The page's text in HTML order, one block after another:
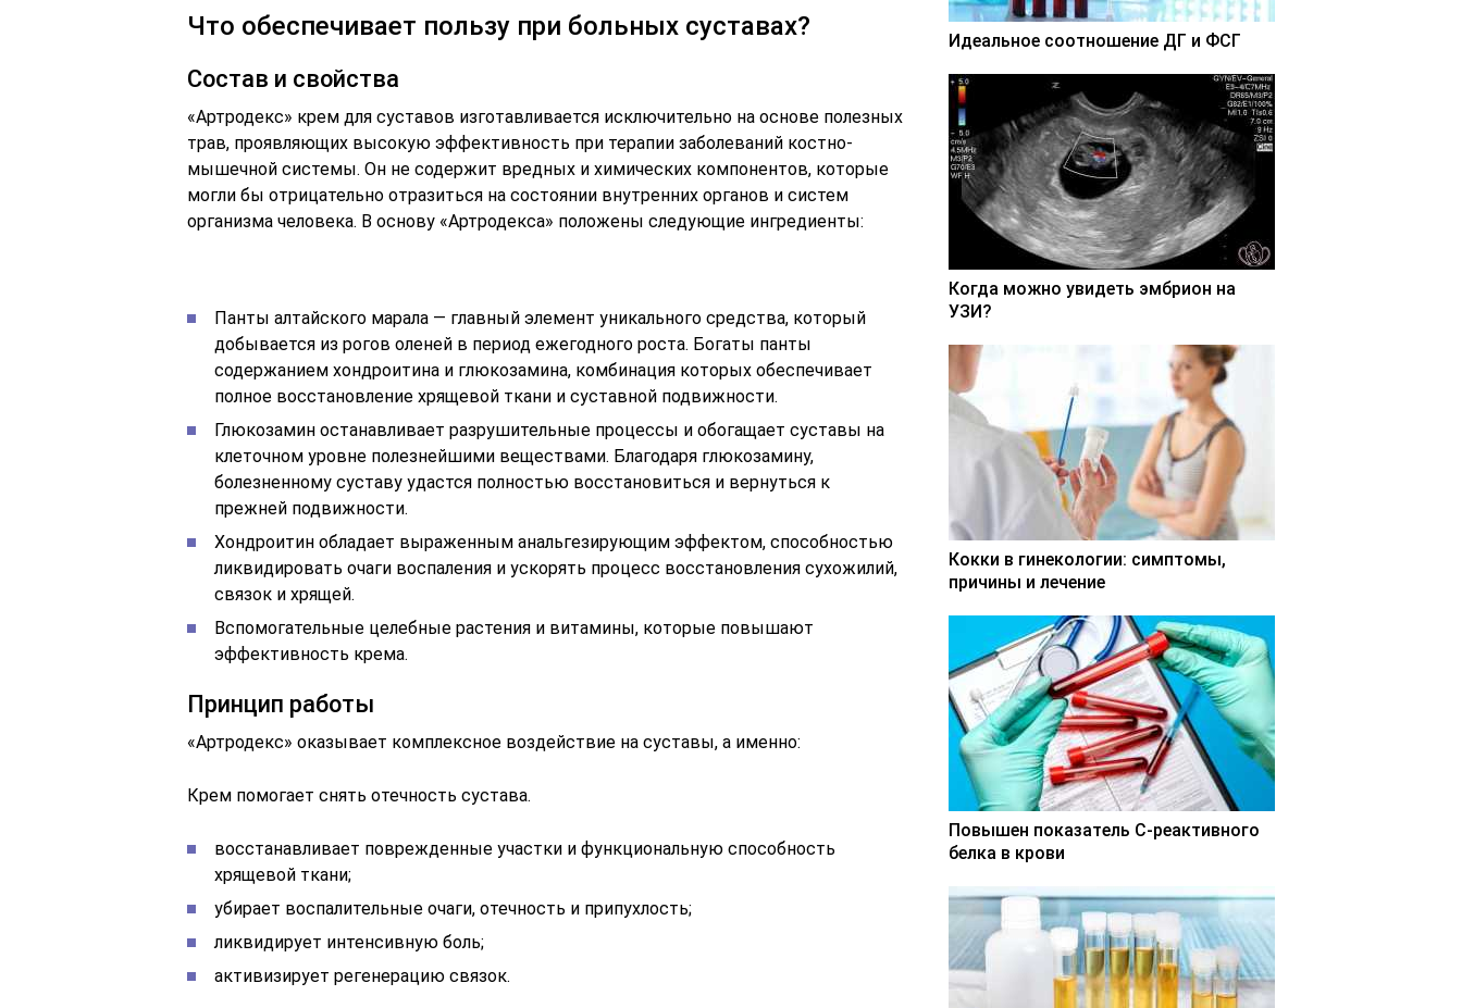
Что обеспечивает пользу при больных суставах?
Состав и свойства
«Артродекс» крем для суставов изготавливается исключительно на основе полезных
трав, проявляющих высокую эффективность при терапии заболеваний костно-
мышечной системы. Он не содержит вредных и химических компонентов, которые
могли бы отрицательно отразиться на состоянии внутренних органов и систем
организма человека. В основу «Артродекса» положены следующие ингредиенты:
Панты алтайского марала — главный элемент уникального средства, который
добывается из рогов оленей в период ежегодного роста. Богаты панты
содержанием хондроитина и глюкозамина, комбинация которых обеспечивает
полное восстановление хрящевой ткани и суставной подвижности.
Глюкозамин останавливает разрушительные процессы и обогащает суставы на
клеточном уровне полезнейшими веществами. Благодаря глюкозамину,
болезненному суставу удастся полностью восстановиться и вернуться к
прежней подвижности.
Хондроитин обладает выраженным анальгезирующим эффектом, способностью
ликвидировать очаги воспаления и ускорять процесс восстановления сухожилий,
связок и хрящей.
Вспомогательные целебные растения и витамины, которые повышают
эффективность крема.
Принцип работы
«Артродекс» оказывает комплексное воздействие на суставы, а именно:
Крем помогает снять отечность сустава.
восстанавливает поврежденные участки и функциональную способность
хрящевой ткани;
убирает воспалительные очаги, отечность и припухлость;
ликвидирует интенсивную боль;
активизирует регенерацию связок.
Идеальное соотношение ДГ и ФСГ
Когда можно увидеть эмбрион на
УЗИ?
Кокки в гинекологии: симптомы,
причины и лечение
Повышен показатель С-реактивного
белка в крови